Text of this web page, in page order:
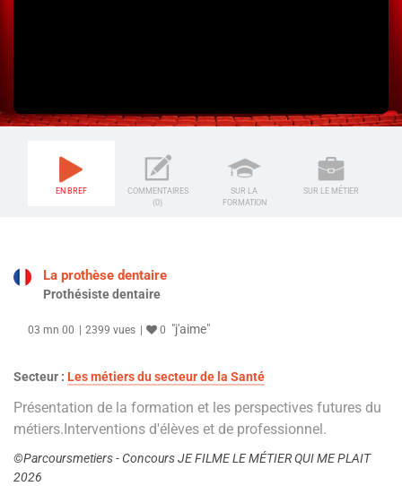
EN BREF
COMMENTAIRES
(0)
SUR LA
FORMATION
SUR LE MÉTIER
La prothèse dentaire
Prothésiste dentaire
03 mn 00 2399 vues 0 "j'aime"
Secteur : Les métiers du secteur de la Santé
Présentation de la formation et les perspectives futures du
métiers.Interventions d'élèves et de professionnel.
©Parcoursmetiers - Concours JE FILME LE MÉTIER QUI ME PLAIT
2026